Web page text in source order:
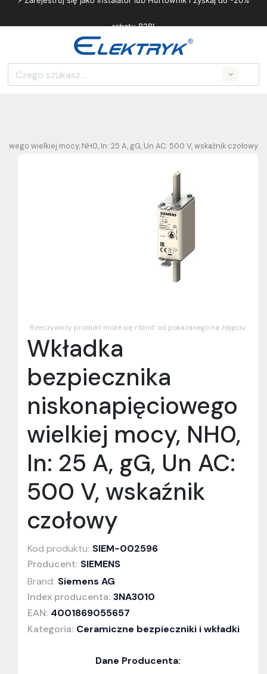
rabatu B2B!
wielkiej mocy, NH0, In: 25 A, gG, Un AC: 500 V, wskaźnik czołowy
Rzeczywisty produkt może się różnić od pokazanego na zdjęciu
Wkładka
bezpiecznika
niskonapięciowego
wielkiej mocy, NH0,
In: 25 A, gG, Un AC:
500 V, wskaźnik
czołowy
Kod produktu: SIEM-002596
Producent: SIEMENS
Brand: Siemens AG
Index producenta: 3NA3010
EAN: 4001869055657
Kategoria: Ceramiczne bezpieczniki i wkładki
Dane Producenta: